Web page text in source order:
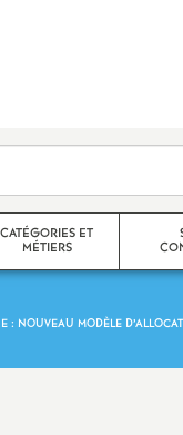
CATÉGORIES ET
MÉTIERS
: NOUVEAU MODÈLE